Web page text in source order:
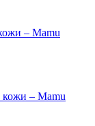
– Mamu
кожи – Mamu